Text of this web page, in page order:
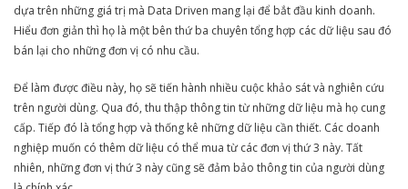
dựa trên những giá trị mà Data Driven mang lại để bắt đầu kinh doanh.
Hiểu đơn giản thì họ là một bên thứ ba chuyên tổng hợp các dữ liệu sau đó
bán lại cho những đơn vị có nhu cầu.
Để làm được điều này, họ sẽ tiến hành nhiều cuộc khảo sát và nghiên cứu
trên người dùng. Qua đó, thu thập thông tin từ những dữ liệu mà họ cung
cấp. Tiếp đó là tổng hợp và thống kê những dữ liệu cần thiết. Các doanh
nghiệp muốn có thêm dữ liệu có thể mua từ các đơn vị thứ 3 này. Tất
nhiên, những đơn vị thứ 3 này cũng sẽ đảm bảo thông tin của người dùng